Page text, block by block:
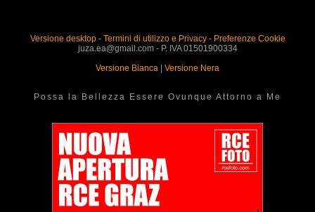
Versione desktop- Termini di utilizzo e Privacy- Preferenze Cookie
juza.ea@gmail.com - P. IVA 01501900334
Versione Bianca | Versione Nera
Possa la Bellezza Essere Ovunque Attorno a Me